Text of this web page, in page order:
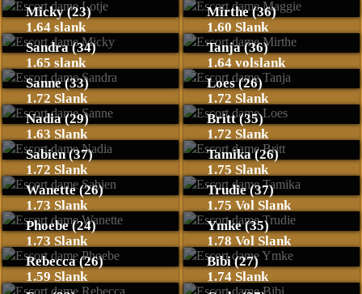
Micky (23)
1.64 slank
Mirthe (36)
1.60 Slank
Sandra (34)
1.65 slank
Tanja (36)
1.64 volslank
Sanne (33)
1.72 Slank
Loes (26)
1.72 Slank
Nadia (29)
1.63 Slank
Britt (35)
1.72 Slank
Sabien (37)
1.72 Slank
Tamika (26)
1.75 Slank
Wanette (26)
1.73 Slank
Trudie (37)
1.75 Vol Slank
Phoebe (24)
1.73 Slank
Ymke (35)
1.78 Vol Slank
Rebecca (26)
1.59 Slank
Bibi (27)
1.74 Slank